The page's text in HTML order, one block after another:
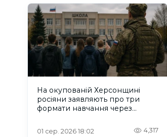
На окупованій Херсонщині
росіяни заявляють про три
формати навчання через
01 сер. 2026 18:02 4,317